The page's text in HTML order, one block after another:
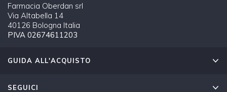
Farmacia Oberdan srl
Via Altabella 14
40126 Bologna Italia
PIVA 02674611203
GUIDA ALL'ACQUISTO
SEGUICI